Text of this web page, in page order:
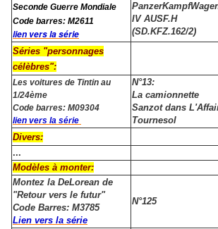
Seconde Guerre Mondiale
Code barres: M2611
lien vers la série
IV AUSF.H
(SD.KFZ.162/2)
Séries "personnages
célèbres":
Les voitures de Tintin au
1/24ème
Code barres: M09304
lien vers la série
N°13:
La camionnette
Sanzot dans
Tournesol
Divers:
...
Modèles à monter:
Montez la DeLorean de
"Retour vers le futur"
Code Barres: M3785
Lien vers la série
N°125